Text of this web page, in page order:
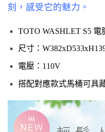
刻，感受它的魅力。
TOTO WASHLET S5 電
尺寸：
電壓：110V
搭配對應款式馬桶可具